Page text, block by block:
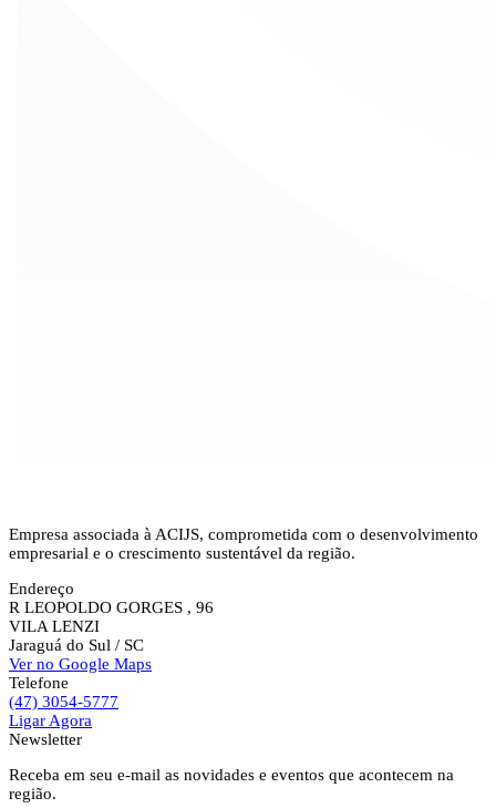
Empresa associada à ACIJS, comprometida com o desenvolvimento
empresarial e o crescimento sustentável da região.
Endereço
R LEOPOLDO GORGES , 96
VILA LENZI
Jaraguá do Sul / SC
Ver no Google Maps
Telefone
(47) 3054-5777
Ligar Agora
Newsletter
Receba em seu e-mail as novidades e eventos que acontecem na
região.